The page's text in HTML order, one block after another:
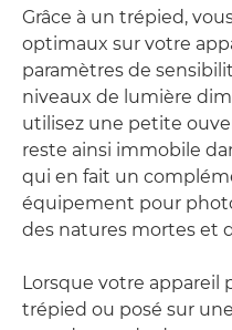
Grâce à un trépied,
optimaux sur votre
paramètres de
niveaux de lumière
utilisez une petite
reste ainsi immobile
qui en fait un
équipement pour
des natures mortes et
Lorsque votre appareil
trépied ou posé sur